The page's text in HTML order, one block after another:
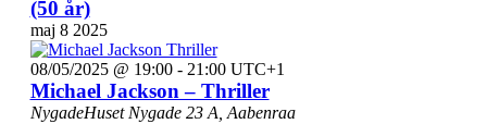
(50 år)
maj 8 2025
08/05/2025 @ 19:00- 21:00 UTC+1
Michael Jackson – Thriller
NygadeHuset Nygade 23 A, Aabenraa